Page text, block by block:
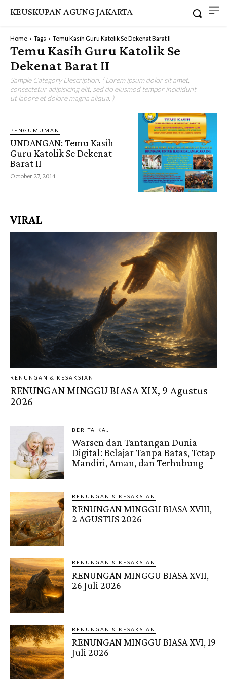
KEUSKUPAN AGUNG JAKARTA
Home Tags Temu Kasih Guru Katolik Se Dekenat Barat II
Temu Kasih Guru Katolik Se
Dekenat Barat II
Sample Category Description. ( Lorem ipsum dolor sit amet,
consectetur adipisicing elit, sed do eiusmod tempor incididunt
ut labore et dolore magna aliqua. )
PENGUMUMAN
UNDANGAN: Temu Kasih
Guru Katolik Se Dekenat
Barat II
October 27, 2014
VIRAL
RENUNGAN & KESAKSIAN
RENUNGAN MINGGU BIASA XIX, 9 Agustus
2026
BERITA KAJ
Warsen dan Tantangan Dunia
Digital: Belajar Tanpa Batas, Tetap
Mandiri, Aman, dan Terhubung
RENUNGAN & KESAKSIAN
RENUNGAN MINGGU BIASA XVIII,
2 AGUSTUS 2026
RENUNGAN & KESAKSIAN
RENUNGAN MINGGU BIASA XVII,
26 Juli 2026
RENUNGAN & KESAKSIAN
RENUNGAN MINGGU BIASA XVI, 19
Juli 2026